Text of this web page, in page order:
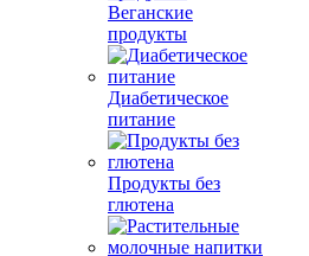
Веганские
продукты
Диабетическое
питание
Продукты без
глютена